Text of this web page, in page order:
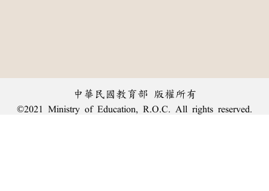
中華民國教育部 版權所有
©2021 Ministry of Education, R.O.C. All rights reserved.